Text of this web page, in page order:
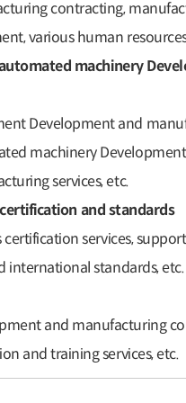
contracting,
various human
machinery
Development and
machinery
services, etc.
and standards
certification services,
international standards, etc.
and manufacturing
and training services, etc.